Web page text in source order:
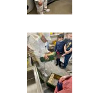
Unsere Partner
KONZEPT TGS
KONTAKTE